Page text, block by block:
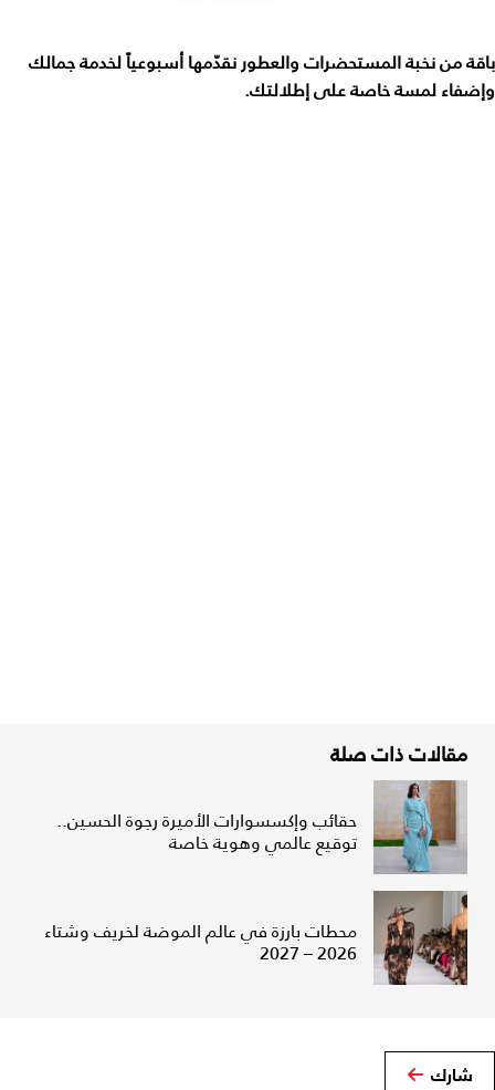
باقة من نخبة المستحضرات والعطور نقدّمها أسبوعياً لخدمة جمالك
وإضفاء لمسة خاصة على إطلالتك.
مقالات ذات صلة
حقائب وإكسسوارات الأميرة رجوة الحسين..
توقيع عالمي وهوية خاصة
محطات بارزة في عالم الموضة لخريف وشتاء
2026 – 2027
شارك